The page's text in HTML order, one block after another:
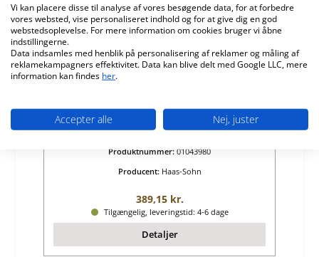
Haas-Sohn Bergen II 167.15 bagsten højre
Produktnummer: 01043980
Producent: Haas-Sohn
Almindelig pris:
389,15 kr.
Tilgængelig, leveringstid: 4-6 dage
Detaljer
Vi kan placere disse til analyse af vores besøgende data, for at forbedre
vores websted, vise personaliseret indhold og for at give dig en god
webstedsoplevelse. For mere information om cookies bruger vi åbne
indstillingerne.
Data indsamles med henblik på personalisering af reklamer og måling af
reklamekampagners effektivitet. Data kan blive delt med Google LLC, mere
information kan findes her.
Accepter alle Nej, juster